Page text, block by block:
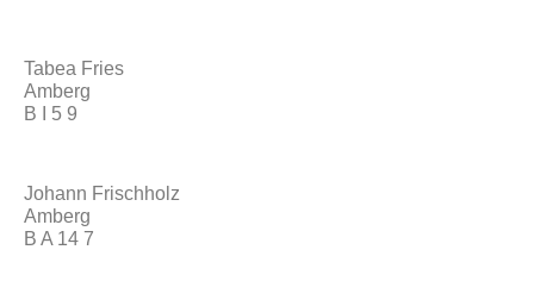
Tabea Fries
Amberg
B I 5 9
Johann Frischholz
Amberg
B A 14 7